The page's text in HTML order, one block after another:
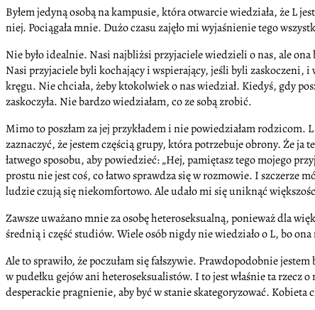
Byłem jedyną osobą na kampusie, która otwarcie wiedziała, że L
niej. Pociągała mnie. Dużo czasu zajęło mi wyjaśnienie tego
Nie było idealnie. Nasi najbliżsi przyjaciele wiedzieli o nas, ale
Nasi przyjaciele byli kochający i wspierający, jeśli byli zaskoczeni,
kręgu. Nie chciała, żeby ktokolwiek o nas wiedział. Kiedyś, gdy
zaskoczyła. Nie bardzo wiedziałam, co ze sobą zrobić.
Mimo to poszłam za jej przykładem i nie powiedziałam rodzicom.
zaznaczyć, że jestem częścią grupy, która potrzebuje obrony. Że ja
łatwego sposobu, aby powiedzieć: „Hej, pamiętasz tego mojego
prostu nie jest coś, co łatwo sprawdza się w rozmowie. I szczerze
ludzie czują się niekomfortowo. Ale udało mi się uniknąć
Zawsze uważano mnie za osobę heteroseksualną, ponieważ dla
średnią i część studiów. Wiele osób nigdy nie wiedziało o L, bo
Ale to sprawiło, że poczułam się fałszywie. Prawdopodobnie
w pudełku gejów ani heteroseksualistów. I to jest właśnie ta
desperackie pragnienie, aby być w stanie skategoryzować.